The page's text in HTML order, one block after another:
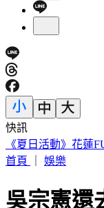
快訊
188萬《龍藏經》
首頁
娛樂
吳宗憲還